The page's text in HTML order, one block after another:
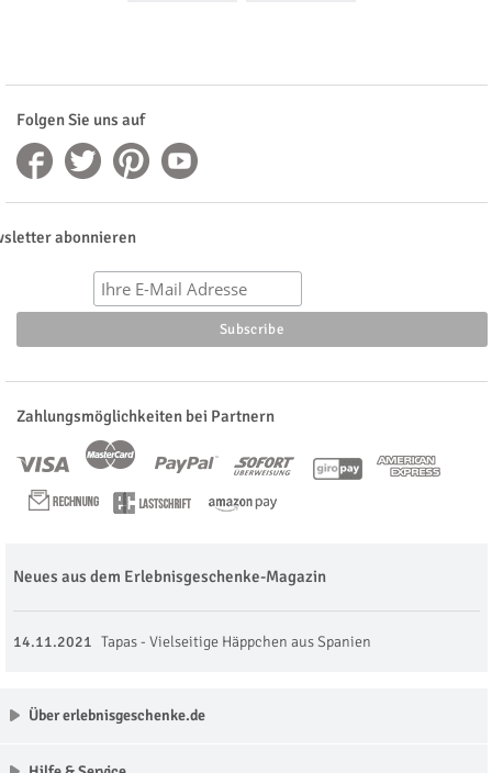
Folgen Sie uns auf
abonnieren
Zahlungsmöglichkeiten bei Partnern
Neues aus dem Erlebnisgeschenke-Magazin
14.11.2021 Tapas - Vielseitige Häppchen aus Spanien
Über erlebnisgeschenke.de